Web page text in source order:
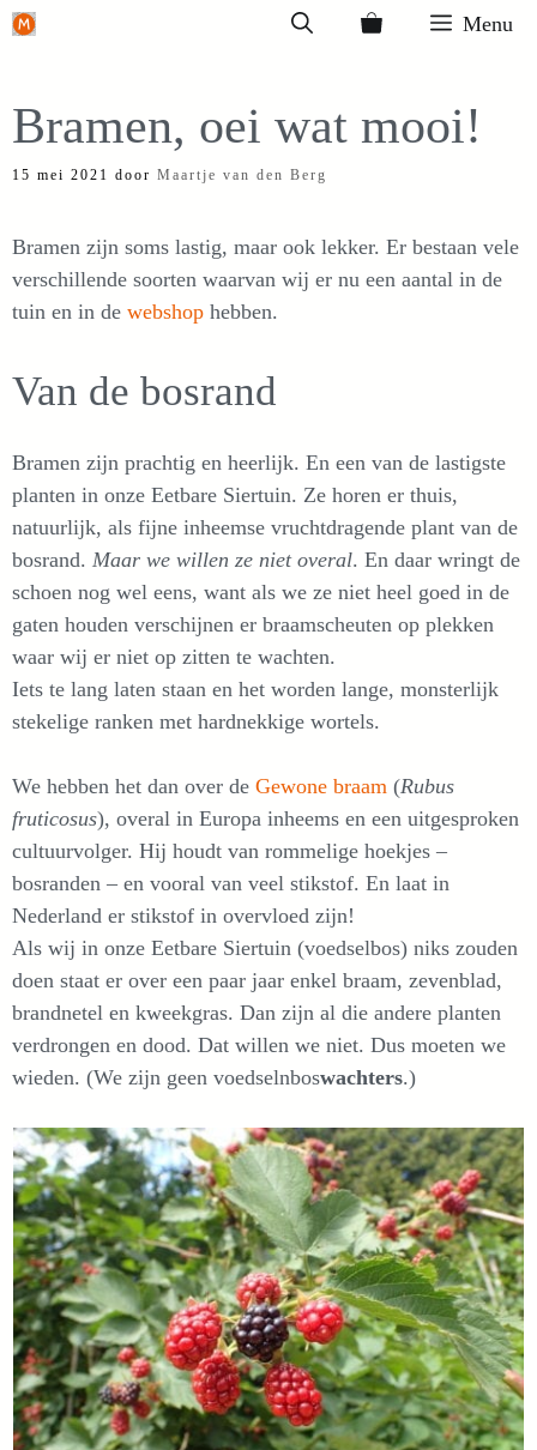
Ga
inhoud
Menu
Bramen, oei wat mooi!
15 mei 2021 door Maartje van den Berg
Bramen zijn soms lastig, maar ook lekker. Er bestaan vele
verschillende soorten waarvan wij er nu een aantal in de
tuin en in de webshop hebben.
Van de bosrand
Bramen zijn prachtig en heerlijk. En een van de lastigste
planten in onze Eetbare Siertuin. Ze horen er thuis,
natuurlijk, als fijne inheemse vruchtdragende plant van de
bosrand. Maar we willen ze niet overal. En daar wringt de
schoen nog wel eens, want als we ze niet heel goed in de
gaten houden verschijnen er braamscheuten op plekken
waar wij er niet op zitten te wachten.
Iets te lang laten staan en het worden lange, monsterlijk
stekelige ranken met hardnekkige wortels.
We hebben het dan over de Gewone braam (Rubus
fruticosus), overal in Europa inheems en een uitgesproken
cultuurvolger. Hij houdt van rommelige hoekjes –
bosranden – en vooral van veel stikstof. En laat in
Nederland er stikstof in overvloed zijn!
Als wij in onze Eetbare Siertuin (voedselbos) niks zouden
doen staat er over een paar jaar enkel braam, zevenblad,
brandnetel en kweekgras. Dan zijn al die andere planten
verdrongen en dood. Dat willen we niet. Dus moeten we
wieden. (We zijn geen voedselnboswachters.)